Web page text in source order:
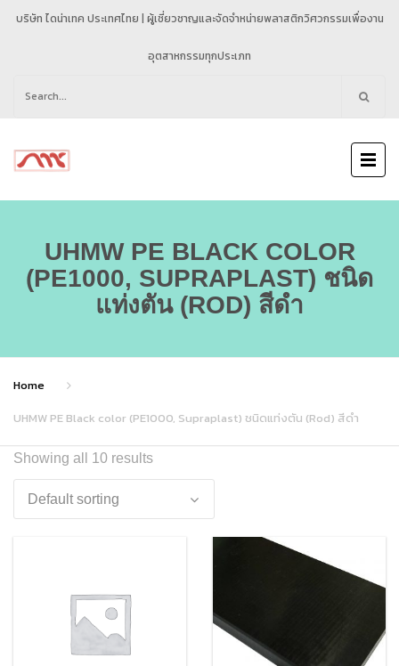
บริษัท ไดน่าเทค ประเทศไทย | ผู้เชี่ยวชาญและจัดจำหน่ายพลาสติกวิศวกรรมเพื่องาน
อุตสาหกรรมทุกประเภท
Search
for:
UHMW PE BLACK COLOR
(PE1000, SUPRAPLAST) ชนิด
แท่งตัน (ROD) สีดำ
Home
UHMW PE Black color (PE1000, Supraplast) ชนิดแท่งตัน (Rod) สีดำ
Showing all 10 results